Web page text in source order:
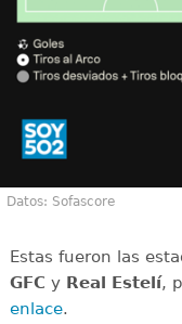
Datos: Sofascore
Estas fueron las
GFC y Real Estelí,
enlace.